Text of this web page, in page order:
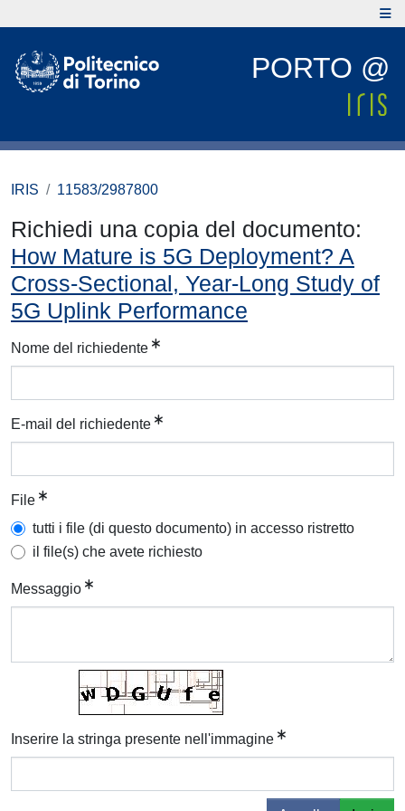
PORTO @
IRIS 11583/2987800
Richiedi una copia del documento:
How Mature is 5G Deployment? A
Cross-Sectional, Year-Long Study of
5G Uplink Performance
Nome del richiedente
E-mail del richiedente
File
tutti i file (di questo documento) in accesso ristretto
il file(s) che avete richiesto
Messaggio
Inserire la stringa presente nell'immagine